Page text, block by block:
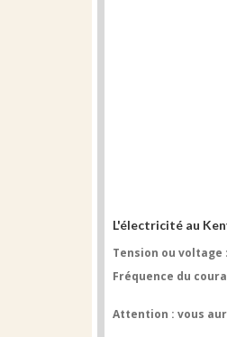
L'électricité au
Tension ou voltage
Fréquence du
Attention : vous